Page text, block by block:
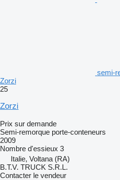
semi-
Zorzi
25
Zorzi
Prix sur demande
Semi-remorque porte-conteneurs
2009
Nombre d'essieux 3
Italie, Voltana (RA)
B.T.V. TRUCK S.R.L.
Contacter le vendeur